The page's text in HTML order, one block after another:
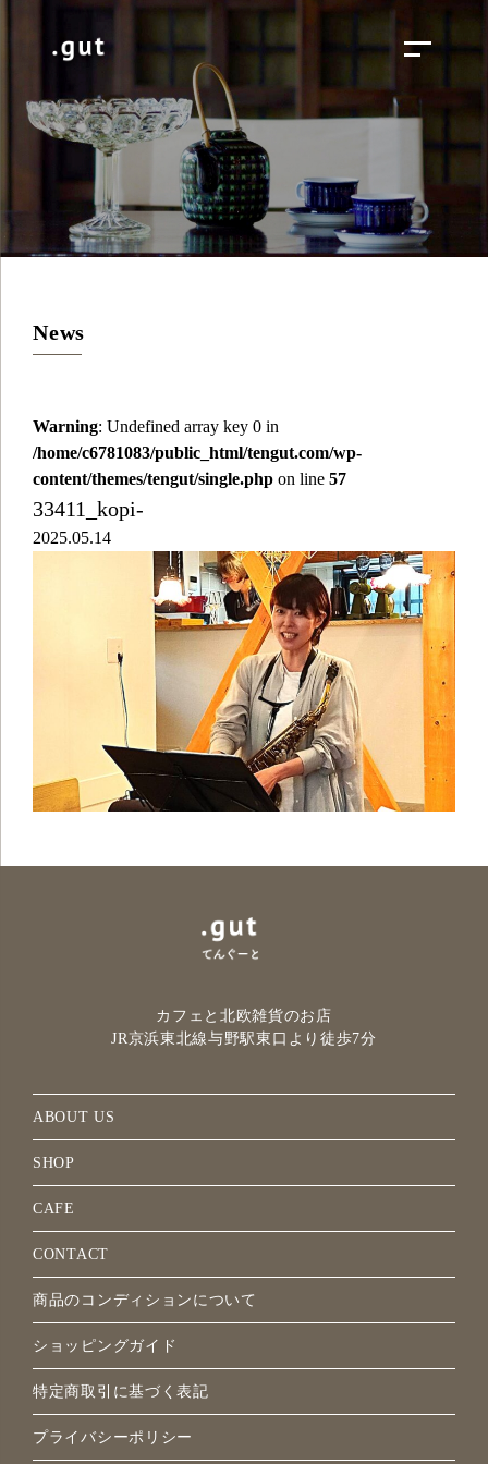
News
Warning: Undefined array key 0 in
/home/c6781083/public_html/tengut.com/wp-
content/themes/tengut/single.php on line 57
33411_kopi-
2025.05.14
カフェと北欧雑貨のお店
JR京浜東北線与野駅東口より徒歩7分
ABOUT US
SHOP
CAFE
CONTACT
商品のコンディションについて
ショッピングガイド
特定商取引に基づく表記
プライバシーポリシー